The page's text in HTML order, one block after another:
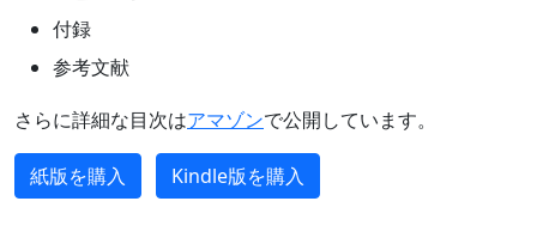
付録
参考文献
さらに詳細な目次はアマゾンで公開しています。
紙版を購入 Kindle版を購入